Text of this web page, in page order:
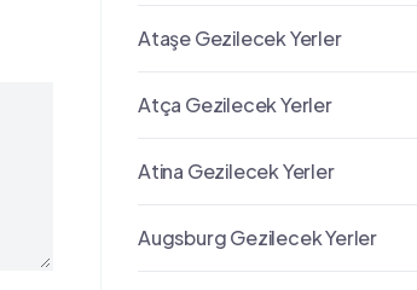
Ataşe Gezilecek Yerler
Atça Gezilecek Yerler
Atina Gezilecek Yerler
Augsburg Gezilecek Yerler